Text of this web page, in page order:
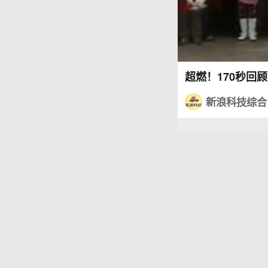
超燃！170秒回
新浪科技综合